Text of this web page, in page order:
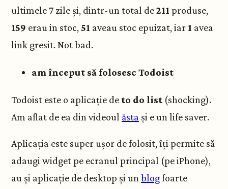
ultimele 7 zile și, dintr-un total de211 produse,
159 erau in stoc, 51 aveau stoc epuizat, iar 1 avea
link gresit. Not bad.
am început să folosesc Todoist
Todoist este o aplicație deto do list (shocking).
Am aflat de ea din videoul ăsta și e un life saver.
Aplicația este super ușor de folosit, îți permite să
adaugi widget pe ecranul principal (pe iPhone),
au și aplicație de desktop și un blogfoarte